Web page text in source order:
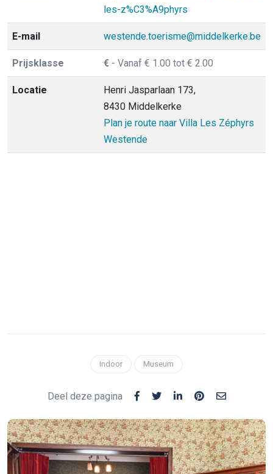
les-z%C3%A9phyrs
E-mail westende.toerisme@middelkerke.be
Prijsklasse € - Vanaf € 1.00 tot € 2.00
Locatie
Henri Jasparlaan 173,
8430 Middelkerke
Plan je route naar Villa Les Zéphyrs
Westende
Indoor Museum
Deel deze pagina